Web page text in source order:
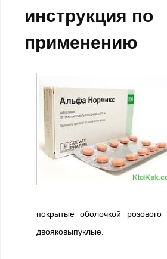
инструкция по
применению
покрытые оболочкой розового
двояковыпуклые.